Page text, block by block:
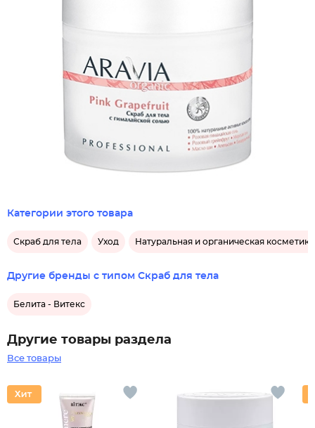
Категории этого товара
Скраб для тела Уход Натуральная и органическая косметика
Другие бренды с типом Скраб для тела
Белита - Витекс
Другие товары раздела
Все товары